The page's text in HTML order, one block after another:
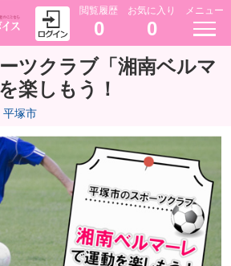
閲覧履歴
0
お気に入り
0
メニュー
ツクラブ「湘南ベルマ
楽しもう！
平塚市